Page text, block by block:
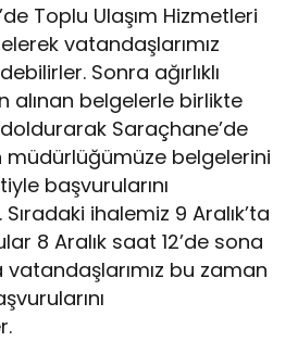
Toplu Ulaşım Hizmetleri
vatandaşlarımız
Sonra ağırlıklı
alınan belgelerle birlikte
Saraçhane’de
belgelerini
başvurularını
ihalemiz 9 Aralık’ta
8 Aralık saat 12’de sona
vatandaşlarımız bu zaman